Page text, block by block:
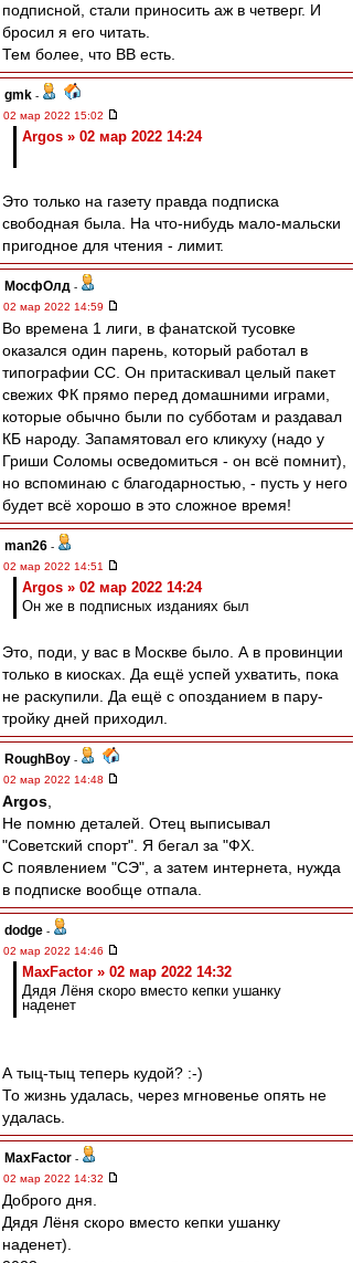
подписной, стали приносить аж в четверг. И
бросил я его читать.
Тем более, что ВВ есть.
gmk -
02 мар 2022 15:02
Argos » 02 мар 2022 14:24
Это только на газету правда подписка
свободная была. На что-нибудь мало-мальски
пригодное для чтения - лимит.
МосфОлд -
02 мар 2022 14:59
Во времена 1 лиги, в фанатской тусовке
оказался один парень, который работал в
типографии СС. Он притаскивал целый пакет
свежих ФК прямо перед домашними играми,
которые обычно были по субботам и раздавал
КБ народу. Запамятовал его кликуху (надо у
Гриши Соломы осведомиться - он всё помнит),
но вспоминаю с благодарностью, - пусть у него
будет всё хорошо в это сложное время!
man26 -
02 мар 2022 14:51
Argos » 02 мар 2022 14:24
Он же в подписных изданиях был
Это, поди, у вас в Москве было. А в провинции
только в киосках. Да ещё успей ухватить, пока
не раскупили. Да ещё с опозданием в пару-
тройку дней приходил.
RoughBoy -
02 мар 2022 14:48
Argos
Не помню деталей. Отец выписывал
"Советский спорт". Я бегал за "ФХ.
С появлением "СЭ", а затем интернета, нужда
в подписке вообще отпала.
dodge -
02 мар 2022 14:46
MaxFactor » 02 мар 2022 14:32
Дядя Лёня скоро вместо кепки ушанку
наденет
А тыц-тыц теперь кудой? :-)
То жизнь удалась, через мгновенье опять не
удалась.
MaxFactor -
02 мар 2022 14:32
Доброго дня.
Дядя Лёня скоро вместо кепки ушанку
наденет).